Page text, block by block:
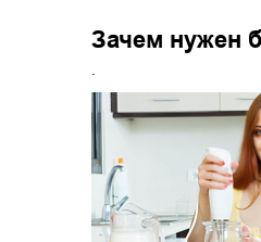
Зачем нужен
.